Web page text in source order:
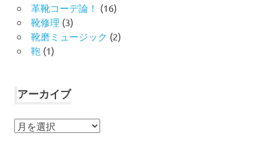
革靴コーデ論！ (16)
靴修理 (3)
靴磨ミュージック (2)
鞄 (1)
アーカイブ
ア